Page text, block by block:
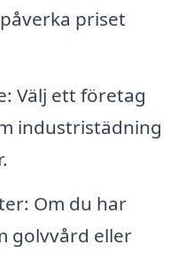
priset
Välj ett företag
industristädning
Om du har
golvvård eller